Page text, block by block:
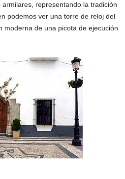
representando la tradición
podemos ver una torre de reloj del
moderna de una picota de ejecución